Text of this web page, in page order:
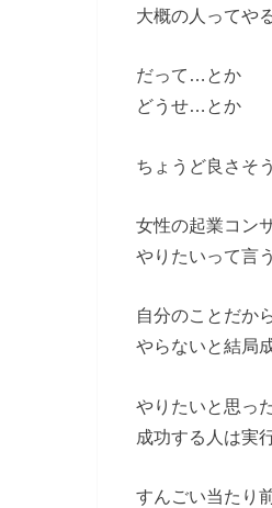
大概の人ってや
だって…とか
どうせ…とか
ちょうど良さそ
女性の起業コン
やりたいって言
自分のことだか
やらないと結局
やりたいと思っ
成功する人は実
すんごい当たり